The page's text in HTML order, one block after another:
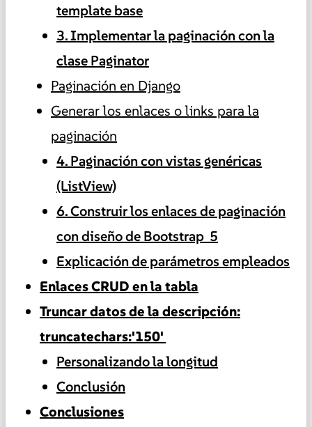
template base
3. Implementar la paginación con la
clase Paginator
Paginación en Django
Generar los enlaces o links para la
paginación
4. Paginación con vistas genéricas
(ListView)
6. Construir los enlaces de paginación
con diseño de Bootstrap 5
Explicación de parámetros empleados
Enlaces CRUD en la tabla
Truncar datos de la descripción:
truncatechars:'150'
Personalizando la longitud
Conclusión
Conclusiones